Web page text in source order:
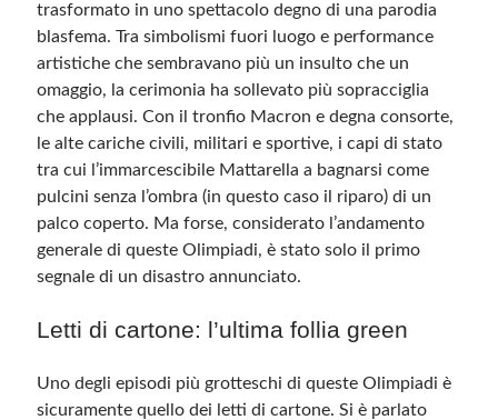
Feed dei contenuti
Feed dei commenti
WordPress.org
trasformato in uno spettacolo degno di una parodia
blasfema. Tra simbolismi fuori luogo e performance
artistiche che sembravano più un insulto che un
omaggio, la cerimonia ha sollevato più sopracciglia
che applausi. Con il tronfio Macron e degna consorte,
le alte cariche civili, militari e sportive, i capi di stato
tra cui l’immarcescibile Mattarella a bagnarsi come
pulcini senza l’ombra (in questo caso il riparo) di un
palco coperto. Ma forse, considerato l’andamento
generale di queste Olimpiadi, è stato solo il primo
segnale di un disastro annunciato.
Letti di cartone: l’ultima follia green
Uno degli episodi più grotteschi di queste Olimpiadi è
sicuramente quello dei letti di cartone. Si è parlato